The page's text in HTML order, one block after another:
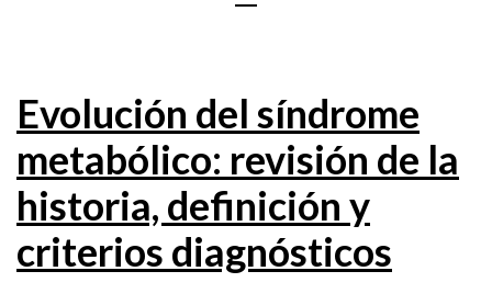
Evolución del síndrome
metabólico: revisión de la
historia, definición y
criterios diagnósticos